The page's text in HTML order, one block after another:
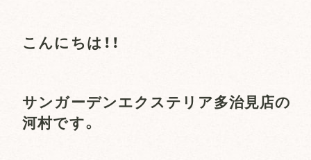
こんにちは！！
サンガーデンエクステリア多治見店の
河村です。